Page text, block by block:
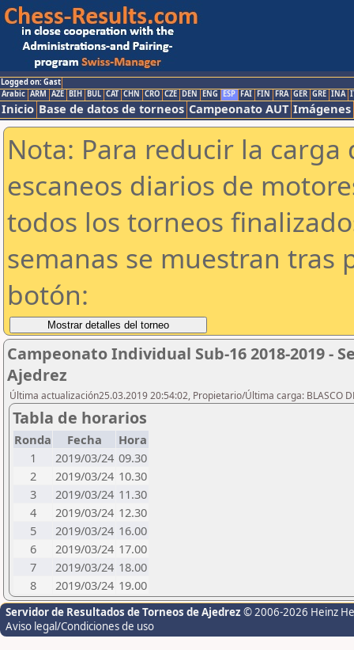
Logged on: Gast
Arabic ARM AZE BIH BUL CAT CHN CRO CZE DEN ENG ESP FAI FIN FRA GER GRE INA
Inicio Base de datos de torneos Campeonato AUT Imágenes
Nota: Para reducir la
escaneos diarios de
todos los torneos
semanas se muestran tras
botón:
Campeonato Individual Sub-16 2018-2019 -
Ajedrez
Última actualización25.03.2019 20:54:02, Propietario/Última carga: BLASCO
Tabla de horarios
Ronda Fecha
Hora
1
2019/03/24 09.30
2
2019/03/24 10.30
3
2019/03/24 11.30
4
2019/03/24 12.30
5
2019/03/24 16.00
6
2019/03/24 17.00
7
2019/03/24 18.00
8
2019/03/24 19.00
Servidor de Resultados de Torneos de Ajedrez © 2006-2026 Heinz
Aviso legal/Condiciones de uso